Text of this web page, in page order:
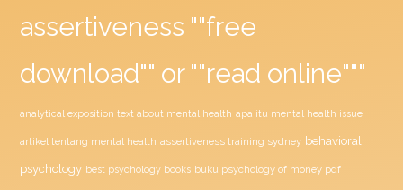
assertiveness ""free
download"" or ""read online"""
analytical exposition text about mental health apa itu mental health issue
artikel tentang mental health assertiveness training sydney behavioral
psychology best psychology books buku psychology of money pdf